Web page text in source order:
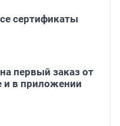
сертификаты
первый заказ от
и в приложении